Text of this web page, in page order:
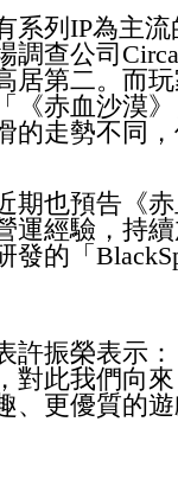
系列 IP為主流
調查公司
居第二。而
《赤血沙漠
的走勢不同
期也預告《
運經驗，持
發的「
許振榮表示
對此我們向
、更優質的